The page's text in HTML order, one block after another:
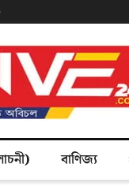
বাণিজ্য